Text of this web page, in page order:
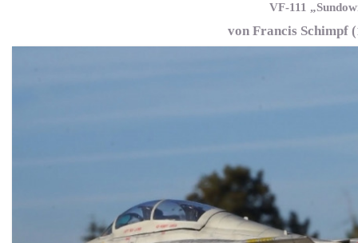
VF-111
von Francis Schimpf